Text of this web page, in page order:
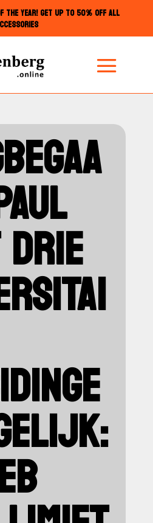
THE YEAR! GET UP TO 50% OFF ALL